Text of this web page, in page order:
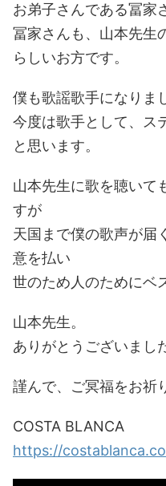
お弟子さんである冨家
冨家さんも、山本先生
らしいお方です。
僕も歌謡歌手になりま
今度は歌手として、ス
と思います。
山本先生に歌を聴いて
すが
天国まで僕の歌声が届
意を払い
世のため人のためにベ
山本先生。
ありがとうございまし
謹んで、ご冥福をお祈
COSTA BLANCA
https://